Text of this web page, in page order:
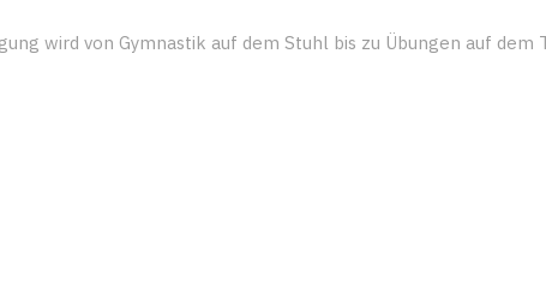
wird von Gymnastik auf dem Stuhl bis zu Übungen auf